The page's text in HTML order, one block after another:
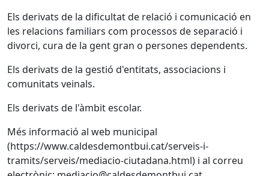
Els derivats de la dificultat de relació i comunicació en
les relacions familiars com processos de separació i
divorci, cura de la gent gran o persones dependents.
Els derivats de la gestió d'entitats, associacions i
comunitats veinals.
Els derivats de l'àmbit escolar.
Més informació al web municipal
(https://www.caldesdemontbui.cat/serveis-i-
tramits/serveis/mediacio-ciutadana.html) i al correu